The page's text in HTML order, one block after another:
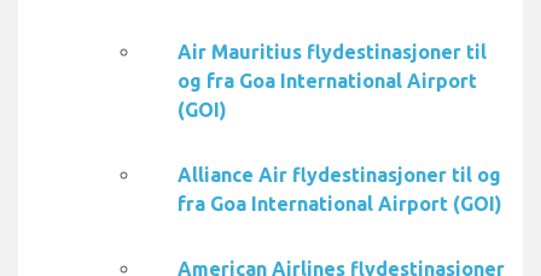
Air Mauritius flydestinasjoner til
og fra Goa International Airport
(GOI)
Alliance Air flydestinasjoner til og
fra Goa International Airport (GOI)
American Airlines flydestinasjoner